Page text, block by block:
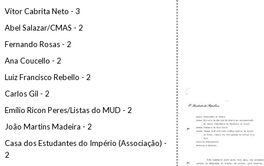
Vítor Cabrita Neto - 3
Abel Salazar/CMAS - 2
Fernando Rosas - 2
Ana Coucello - 2
Luiz Francisco Rebello - 2
Carlos Gil - 2
Emílio Ricon Peres/Listas do MUD - 2
João Martins Madeira - 2
Casa dos Estudantes do Império (Associação) -
2